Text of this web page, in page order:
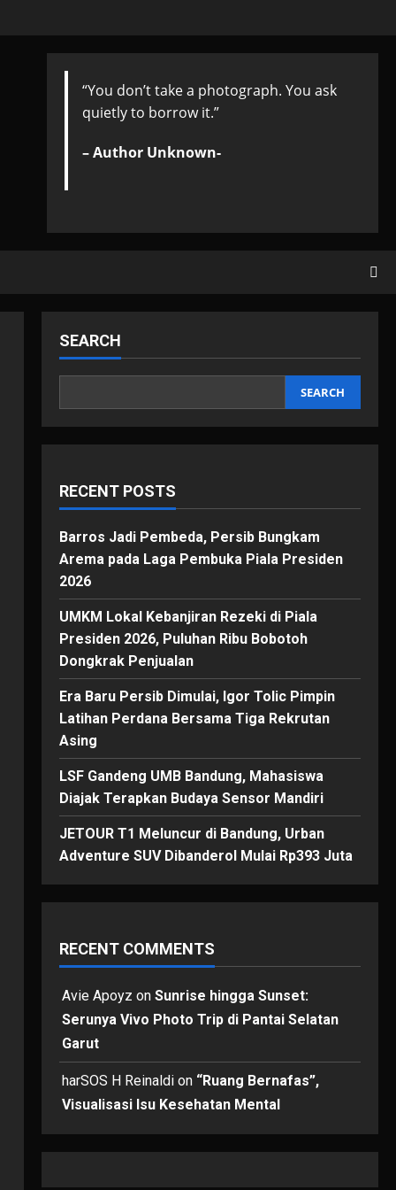
“You don’t take a photograph. You ask
quietly to borrow it.”
– Author Unknown-
SEARCH
SEARCH
RECENT POSTS
Barros Jadi Pembeda, Persib Bungkam
Arema pada Laga Pembuka Piala Presiden
2026
UMKM Lokal Kebanjiran Rezeki di Piala
Presiden 2026, Puluhan Ribu Bobotoh
Dongkrak Penjualan
Era Baru Persib Dimulai, Igor Tolic Pimpin
Latihan Perdana Bersama Tiga Rekrutan
Asing
LSF Gandeng UMB Bandung, Mahasiswa
Diajak Terapkan Budaya Sensor Mandiri
JETOUR T1 Meluncur di Bandung, Urban
Adventure SUV Dibanderol Mulai Rp393 Juta
RECENT COMMENTS
Avie Apoyz on Sunrise hingga Sunset:
Serunya Vivo Photo Trip di Pantai Selatan
Garut
harSOS H Reinaldion “Ruang Bernafas”,
Visualisasi Isu Kesehatan Mental